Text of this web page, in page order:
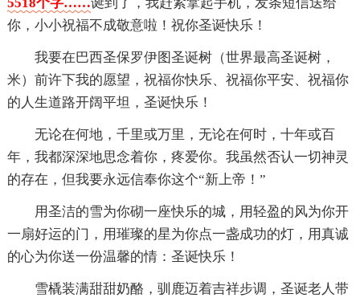
你，小小祝福不成敬意啦！祝你圣诞快乐！
我要在巴西圣保罗伊图圣诞树（世界最高圣诞树，
米）前许下我的愿望，祝福你快乐、祝福你平安、祝福你
的人生道路开阔平坦，圣诞快乐！
无论在何地，千里或万里，无论在何时，十年或百
年，我都深深地思念着你，疼爱你。我虽然否认一切神灵
的存在，但我要永远信奉你这个“新上帝！”
用圣洁的雪为你砌一座快乐的城，用轻盈的风为你开
一扇好运的门，用璀璨的星为你点一盏成功的灯，用真诚
的心为你送一份温馨的情：圣诞快乐！
雪橇装满甜甜奶酪，驯鹿迈着吉祥步调，圣诞老人带